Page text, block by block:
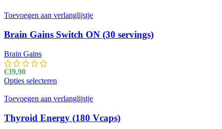
Toevoegen aan verlanglijstje
Brain Gains Switch ON (30 servings)
Brain Gains
€39,90
Opties selecteren
Toevoegen aan verlanglijstje
Thyroid Energy (180 Vcaps)